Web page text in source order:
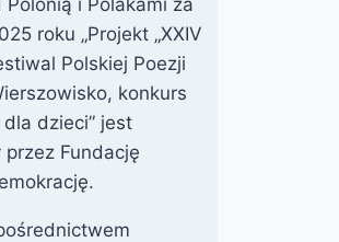
roku „Projekt „XXIV
Polskiej Poezji
konkurs
dzieci” jest
Fundację